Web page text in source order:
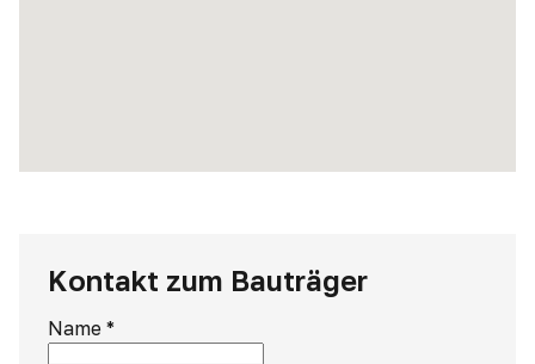
Kontakt zum Bauträger
Name *